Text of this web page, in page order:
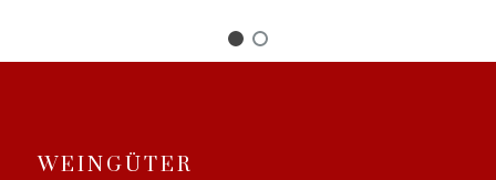
WEINGÜTER